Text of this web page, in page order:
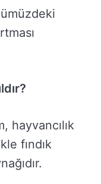
hayvancılık
fındık